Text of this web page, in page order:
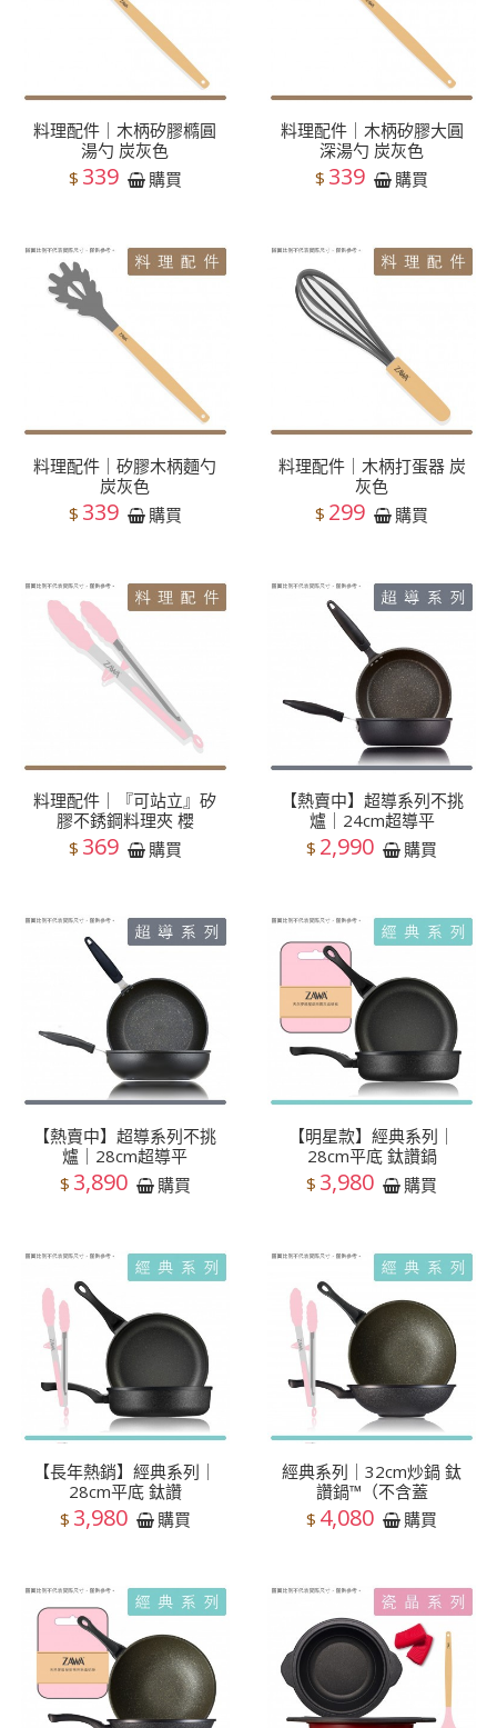
料理配件｜木柄矽膠橢圓
湯勺 炭灰色
$ 339 購買
料理配件｜木柄矽膠大圓
深湯勺 炭灰色
$ 339 購買
料理配件｜矽膠木柄麵勺
炭灰色
$ 339 購買
料理配件｜木柄打蛋器 炭
灰色
$ 299 購買
料理配件｜『可站立』矽
膠不銹鋼料理夾 櫻
$ 369 購買
【熱賣中】超導系列不挑
爐｜24cm超導平
$ 2,990 購買
【熱賣中】超導系列不挑
爐｜28cm超導平
$ 3,890 購買
【明星款】經典系列｜
28cm平底 鈦讚鍋
$ 3,980 購買
【長年熱銷】經典系列｜
28cm平底 鈦讚
$ 3,980 購買
經典系列｜32cm炒鍋 鈦
讚鍋™（不含蓋
$ 4,080 購買